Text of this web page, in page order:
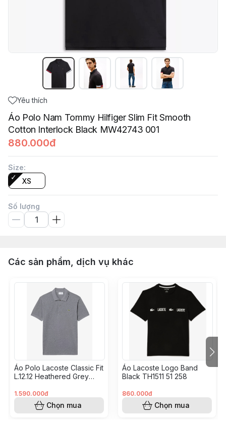
Yêu thích
Áo Polo Nam Tommy Hilfiger Slim Fit Smooth
Cotton Interlock Black MW42743 001
880.000đ
Size:
XS
Số lượng
Các sản phẩm, dịch vụ khác
Áo Polo Lacoste Classic Fit
L.12.12 Heathered Grey
1.590.000đ
Chọn mua
Áo Lacoste Logo Band
Black TH1511 51 258
860.000đ
Chọn mua